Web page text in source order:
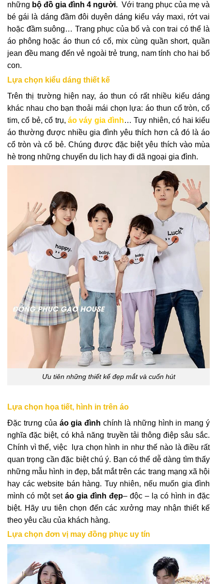
những bộ đồ gia đình 4 người. Với trang phục của mẹ và
bé gái là dáng đầm đôi duyên dáng kiểu váy maxi, rớt vai
hoặc đầm suông… Trang phục của bố và con trai có thể là
áo phông hoặc áo thun có cổ, mix cùng quần short, quần
jean đều mang đến vẻ ngoài trẻ trung, nam tính cho hai bố
con.
Lựa chọn kiểu dáng thiết kế
Trên thị trường hiện nay, áo thun có rất nhiều kiểu dáng
khác nhau cho bạn thoải mái chọn lựa: áo thun cổ tròn, cổ
tim, cổ bẻ, cổ trụ, áo váy gia đình… Tuy nhiên, có hai kiểu
áo thường được nhiều gia đình yêu thích hơn cả đó là áo
cổ tròn và cổ bẻ. Chúng được đặc biệt yêu thích vào mùa
hè trong những chuyến du lịch hay đi dã ngoại gia đình.
Ưu tiên những thiết kế đẹp mắt và cuốn hút
Lựa chọn họa tiết, hình in trên áo
Đặc trưng của áo gia đình chính là những hình in mang ý
nghĩa đặc biệt, có khả năng truyền tải thông điệp sâu sắc.
Chính vì thế, việc lựa chọn hình in như thế nào là điều rất
quan trọng cần đặc biệt chú ý. Bạn có thể dễ dàng tìm thấy
những mẫu hình in đẹp, bắt mắt trên các trang mạng xã hội
hay các website bán hàng. Tuy nhiên, nếu muốn gia đình
mình có một set áo gia đình đẹp– độc – lạ có hình in đặc
biệt. Hãy ưu tiên chọn đến các xưởng may nhận thiết kế
theo yêu cầu của khách hàng.
Lựa chọn đơn vị may đồng phục uy tín